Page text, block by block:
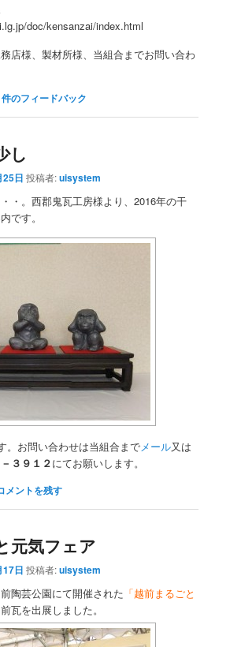
doc/kensanzai/index.html
店様、製材所様、当組合までお問い合わ
件のフィードバック
し
日 投稿者:uisystem
・。西郡鬼瓦工房様より、2016年の干
です。
。お問い合わせは当組合までメール又は
３９１２にてお願いします。
メントを残す
元気フェア
日 投稿者:uisystem
陶芸公園にて開催された 「越前まるごと
瓦を出展しました。